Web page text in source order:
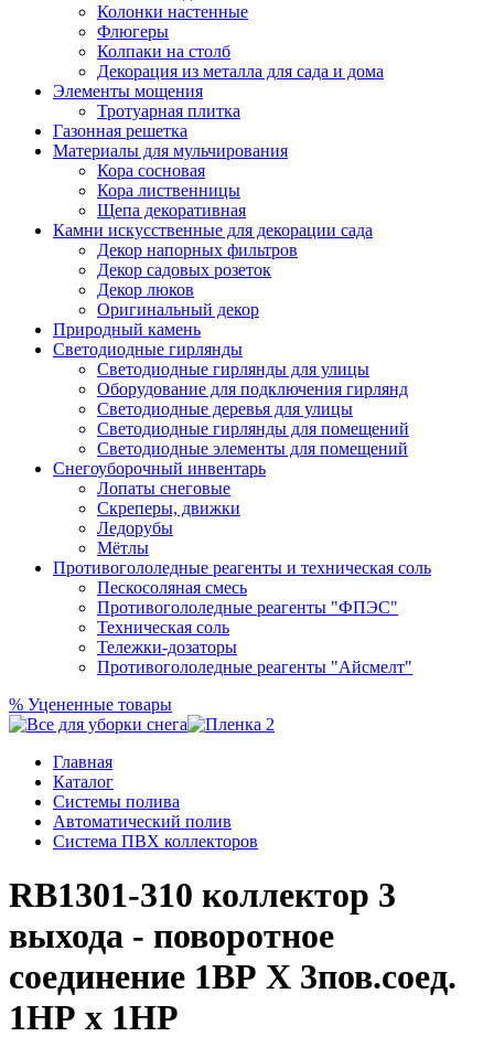
Колонки настенные
Флюгеры
Колпаки на столб
Декорация из металла для сада и дома
Элементы мощения
Тротуарная плитка
Газонная решетка
Материалы для мульчирования
Кора сосновая
Кора лиственницы
Щепа декоративная
Камни искусственные для декорации сада
Декор напорных фильтров
Декор садовых розеток
Декор люков
Оригинальный декор
Природный камень
Светодиодные гирлянды
Светодиодные гирлянды для улицы
Оборудование для подключения гирлянд
Светодиодные деревья для улицы
Светодиодные гирлянды для помещений
Светодиодные элементы для помещений
Снегоуборочный инвентарь
Лопаты снеговые
Скреперы, движки
Ледорубы
Мётлы
Противогололедные реагенты и техническая соль
Пескосоляная смесь
Противогололедные реагенты "ФПЭС"
Техническая соль
Тележки-дозаторы
Противогололедные реагенты "Айсмелт"
% Уцененные товары
Главная
Каталог
Системы полива
Автоматический полив
Система ПВХ коллекторов
RB1301-310 коллектор 3
выхода - поворотное
соединение 1ВР Х 3пов.соед.
1НР х 1НР